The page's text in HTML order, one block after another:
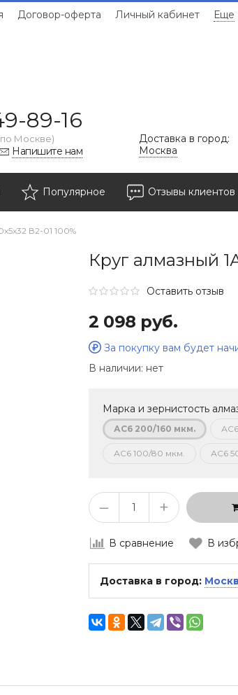
Договор-оферта Личный кабинет Еще
89-16
Москве)
Напишите нам
Доставка в город:
Москва
Популярное Отзывы клиентов
В2-01 100%
Круг алмазный
Оставить отзыв
2 098 руб.
За покупку вам будет
В наличии: нет
Марка и зернистость
АС6 200/160 мкм. АС6
АС6 100/80 мкм. АС6
– +
В сравнение В
Доставка в город: